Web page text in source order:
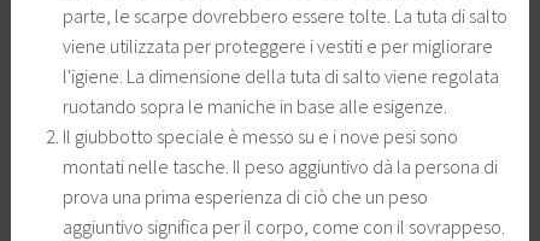
parte, le scarpe dovrebbero essere tolte. La tuta di salto
viene utilizzata per proteggere i vestiti e per migliorare
l'igiene. La dimensione della tuta di salto viene regolata
ruotando sopra le maniche in base alle esigenze.
Il giubbotto speciale è messo su e i nove pesi sono
montati nelle tasche. Il peso aggiuntivo dà la persona di
prova una prima esperienza di ciò che un peso
aggiuntivo significa per il corpo, come con il sovrappeso.